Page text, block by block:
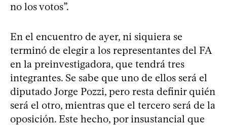
no los votos”.
En el encuentro de ayer, ni siquiera se
terminó de elegir a los representantes del FA
en la preinvestigadora, que tendrá tres
integrantes. Se sabe que uno de ellos será el
diputado Jorge Pozzi, pero resta definir quién
será el otro, mientras que el tercero será de la
oposición. Este hecho, por insustancial que